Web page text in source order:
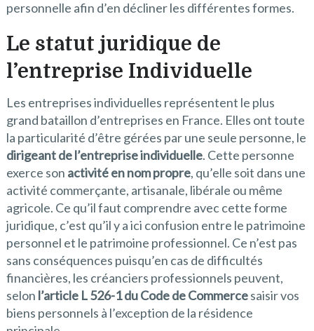
personnelle afin d’en décliner les différentes formes.
Le statut juridique de
l’entreprise Individuelle
Les entreprises individuelles représentent le plus
grand bataillon d’entreprises en France. Elles ont toute
la particularité d’être gérées par une seule personne, le
dirigeant de l’entreprise individuelle. Cette personne
exerce son activité en nom propre, qu’elle soit dans une
activité commerçante, artisanale, libérale ou même
agricole. Ce qu’il faut comprendre avec cette forme
juridique, c’est qu’il y a ici confusion entre le patrimoine
personnel et le patrimoine professionnel. Ce n’est pas
sans conséquences puisqu’en cas de difficultés
financières, les créanciers professionnels peuvent,
selon l’article L 526-1 du Code de Commercesaisir vos
biens personnels à l’exception de la résidence